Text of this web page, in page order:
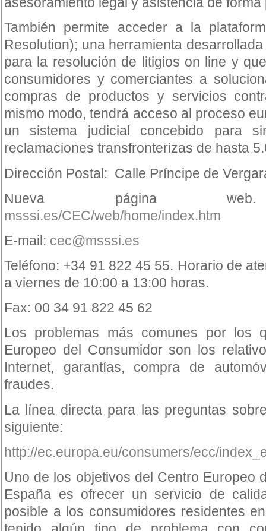
También permite acceder a la
Resolution); una herramienta
para la resolución de litigios on line y
consumidores y comerciantes a
compras de productos y servicios
mismo modo, tendrá acceso al proceso
un sistema judicial concebido para
reclamaciones transfronterizas de hasta
Dirección Postal: Calle Príncipe de
Nueva página
msssi.es/CEC/web/home/index.htm
E-mail: cec@msssi.es
Teléfono: +34 91 822 45 55. Horario de
a viernes de 10:00 a 13:00 horas.
Fax: 00 34 91 822 45 62
Los problemas más comunes por los
Europeo del Consumidor son los
Internet, garantías, compra de
fraudes.
La línea directa para las preguntas
siguiente:
http://ec.europa.eu/consumers/ecc/
Uno de los objetivos del Centro Europeo
España es ofrecer un servicio de
posible a los consumidores residentes